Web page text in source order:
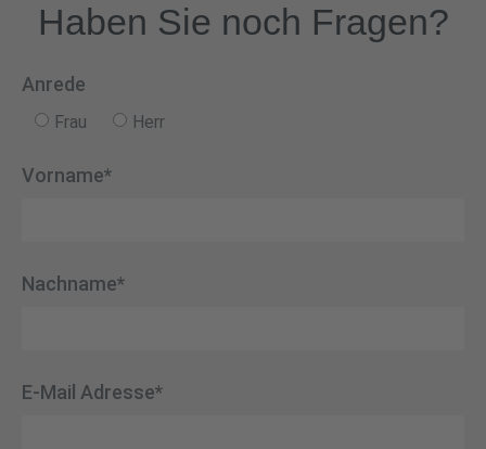
Haben Sie noch Fragen?
Anrede
Frau Herr
Vorname*
Nachname*
E-Mail Adresse*